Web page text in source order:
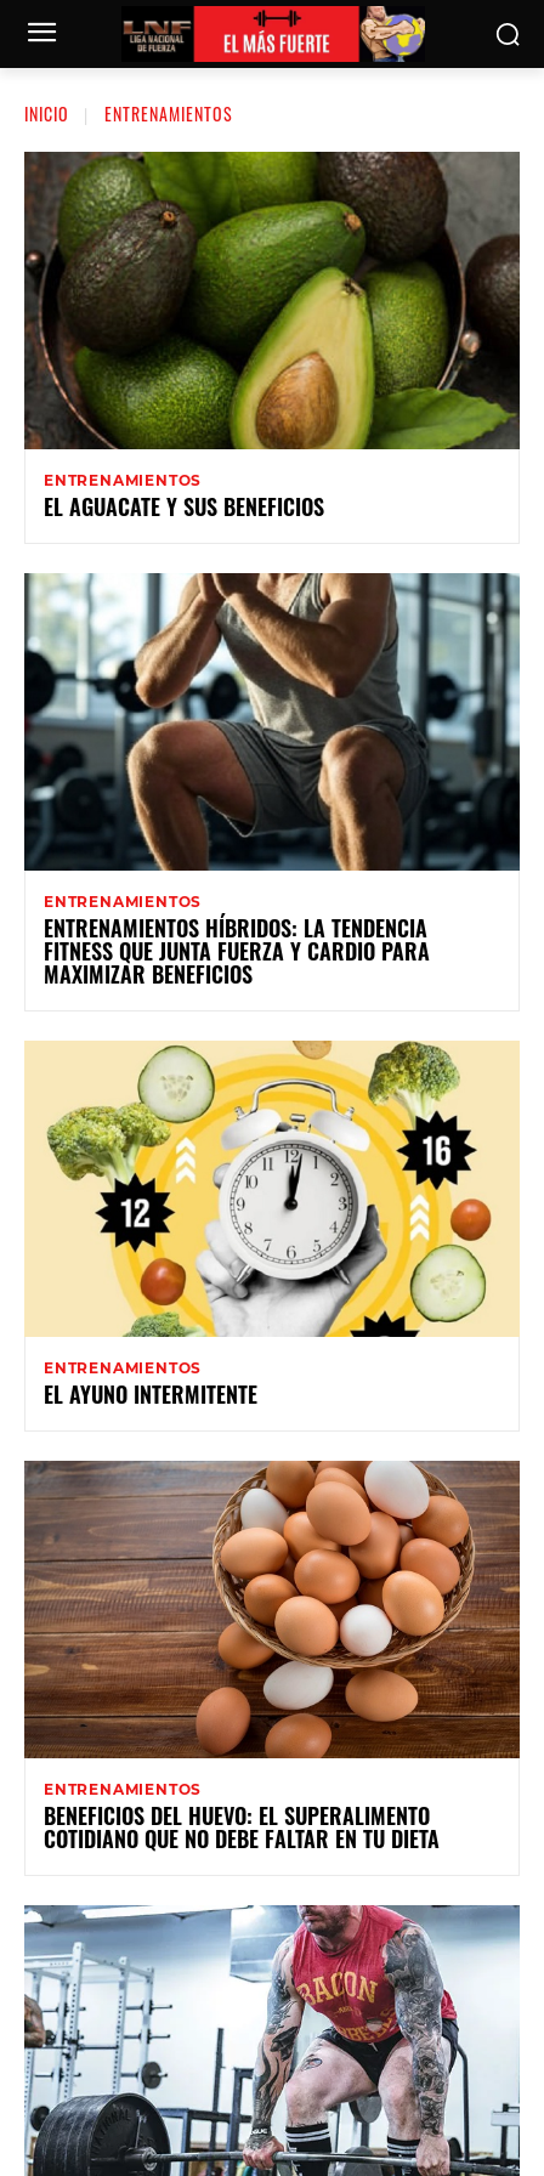
INICIO ENTRENAMIENTOS
ENTRENAMIENTOS
EL AGUACATE Y SUS BENEFICIOS
ENTRENAMIENTOS
ENTRENAMIENTOS HÍBRIDOS: LA TENDENCIA
FITNESS QUE JUNTA FUERZA Y CARDIO PARA
MAXIMIZAR BENEFICIOS
ENTRENAMIENTOS
EL AYUNO INTERMITENTE
ENTRENAMIENTOS
BENEFICIOS DEL HUEVO: EL SUPERALIMENTO
COTIDIANO QUE NO DEBE FALTAR EN TU DIETA